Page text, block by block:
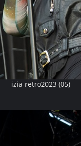
izia-retro2023 (05)